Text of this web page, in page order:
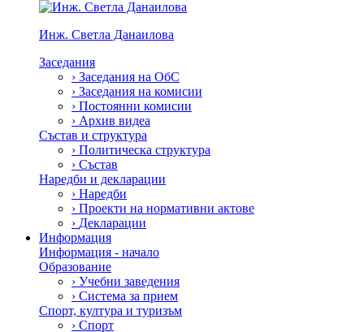
Инж. Светла Данаилова
Заседания
› Заседания на ОбС
› Заседания на комисии
› Постоянни комисии
› Архив видеа
Състав и структура
› Политическа структура
› Състав
Наредби и декларации
› Наредби
› Проекти на нормативни актове
› Декларации
Информация
Информация - начало
Образование
› Учебни заведения
› Система за прием
Спорт, култура и туризъм
› Спорт